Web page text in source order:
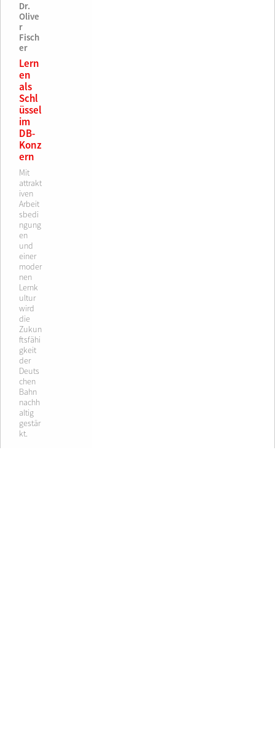
Dr.
Olive
r
Fisch
er
Lern
en
als
Schl
üssel
im
DB-
Konz
ern
Mit
attrakt
iven
Arbeit
sbedi
ngung
en
und
einer
moder
nen
Lernk
ultur
wird
die
Zukun
ftsfähi
gkeit
der
Deuts
chen
Bahn
nachh
altig
gestär
kt.